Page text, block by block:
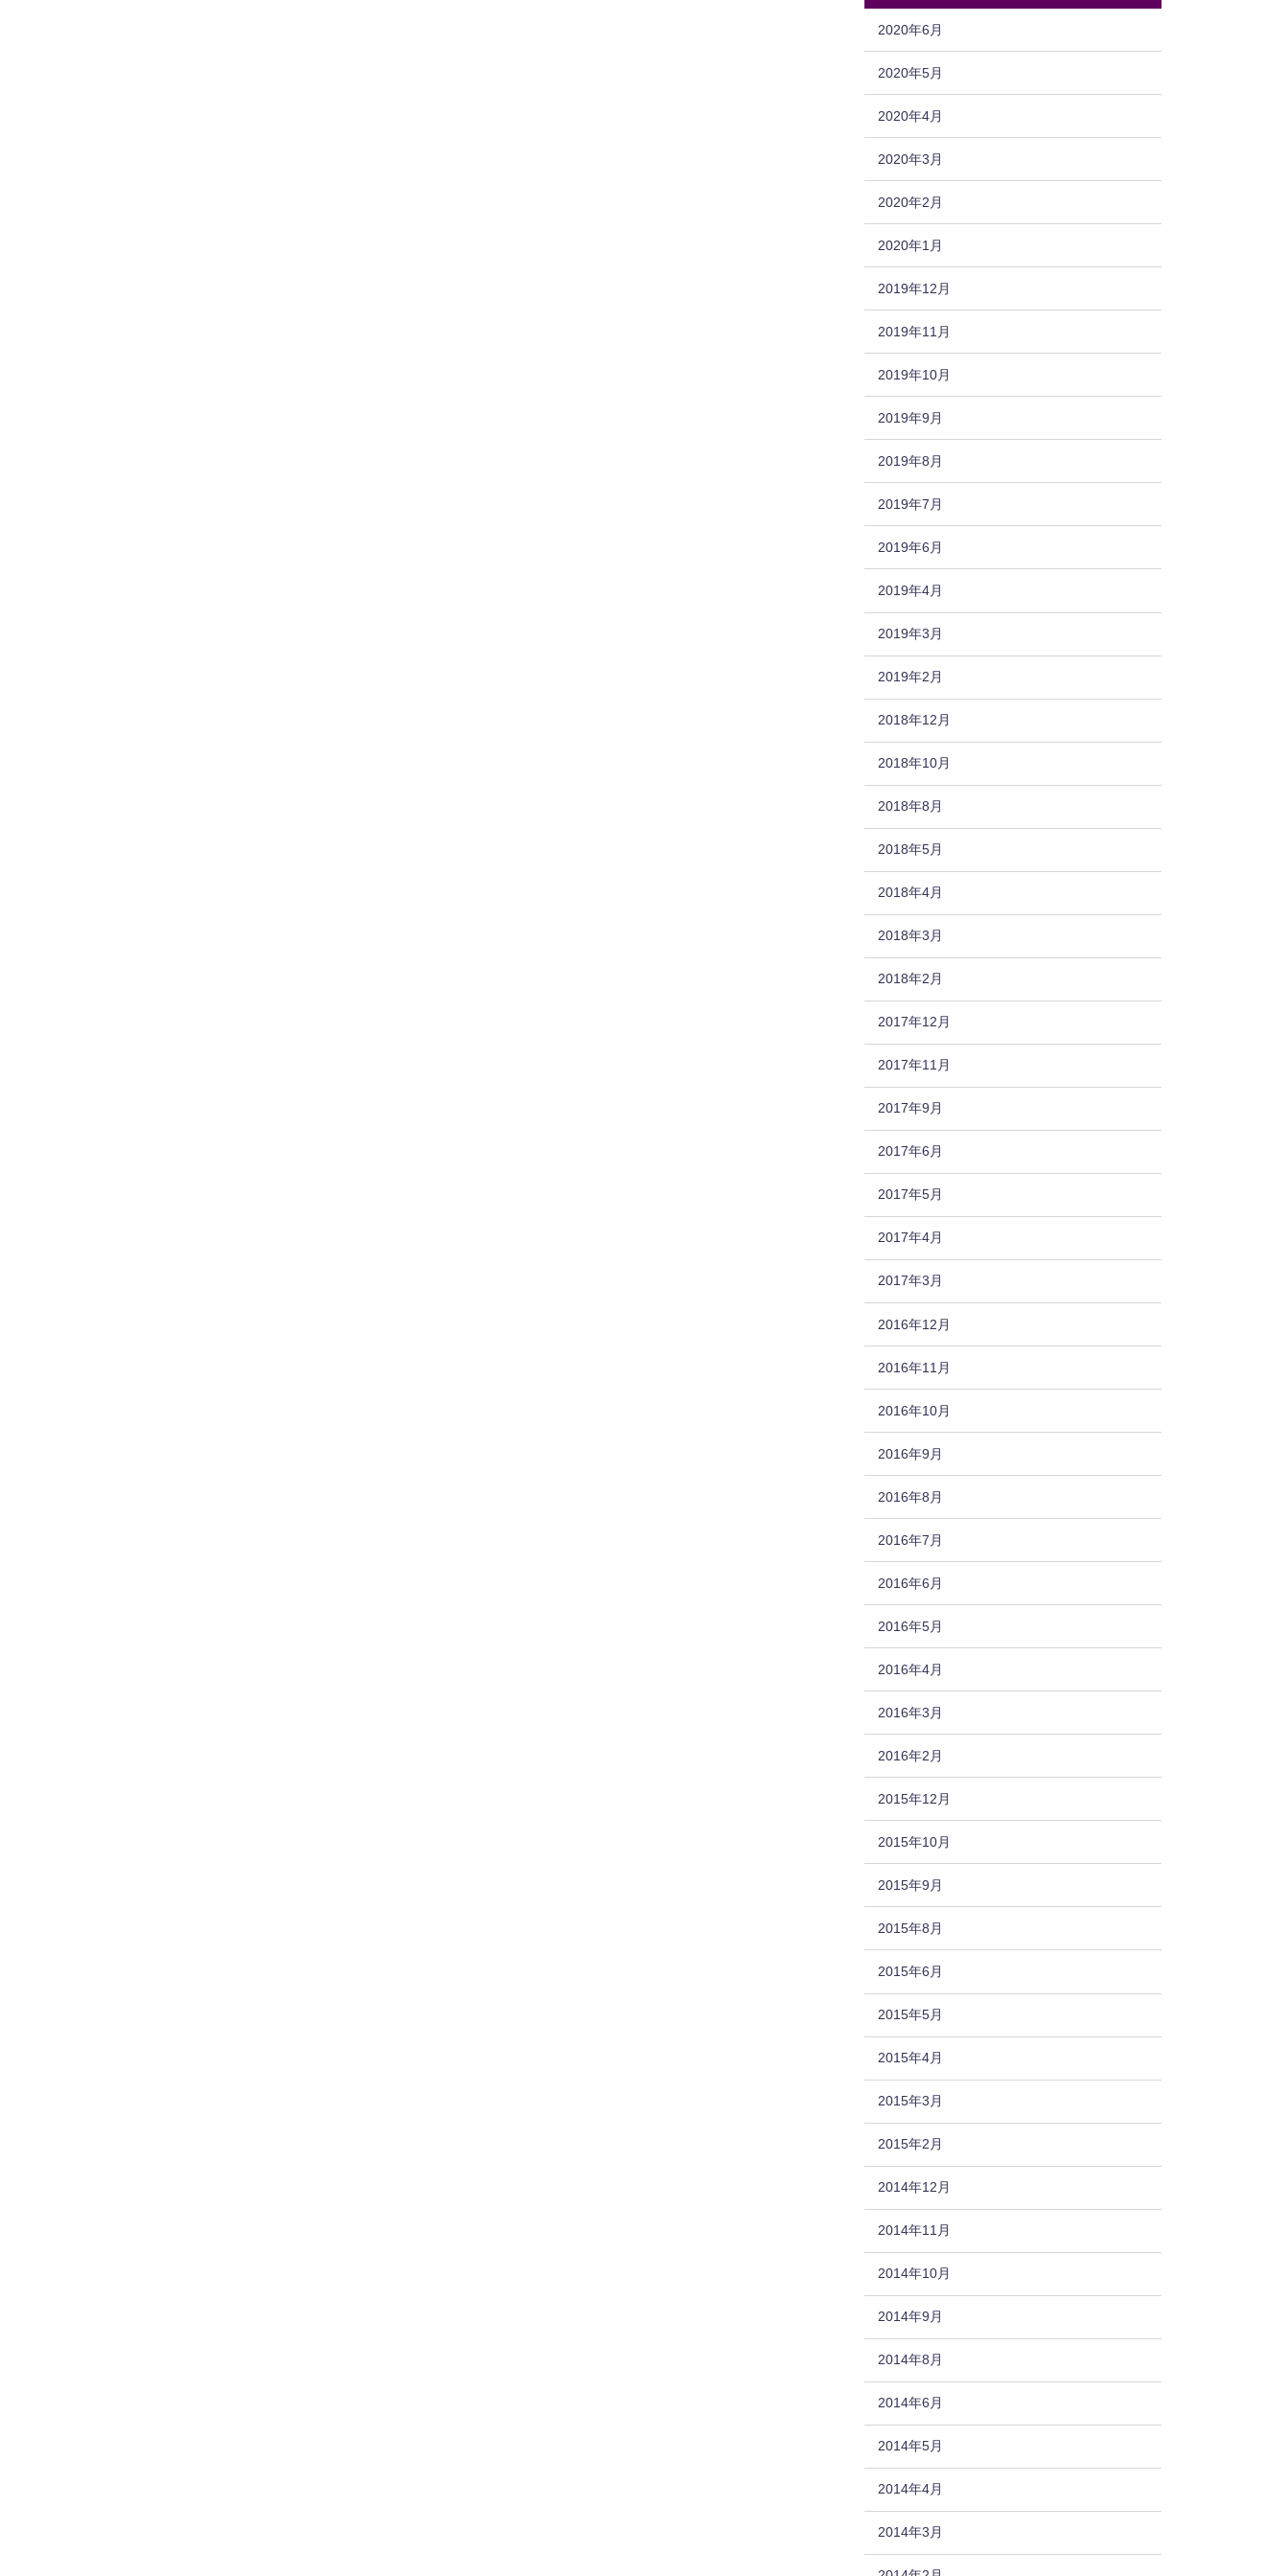
2020年6月
2020年5月
2020年4月
2020年3月
2020年2月
2020年1月
2019年12月
2019年11月
2019年10月
2019年9月
2019年8月
2019年7月
2019年6月
2019年4月
2019年3月
2019年2月
2018年12月
2018年10月
2018年8月
2018年5月
2018年4月
2018年3月
2018年2月
2017年12月
2017年11月
2017年9月
2017年6月
2017年5月
2017年4月
2017年3月
2016年12月
2016年11月
2016年10月
2016年9月
2016年8月
2016年7月
2016年6月
2016年5月
2016年4月
2016年3月
2016年2月
2015年12月
2015年10月
2015年9月
2015年8月
2015年6月
2015年5月
2015年4月
2015年3月
2015年2月
2014年12月
2014年11月
2014年10月
2014年9月
2014年8月
2014年6月
2014年5月
2014年4月
2014年3月